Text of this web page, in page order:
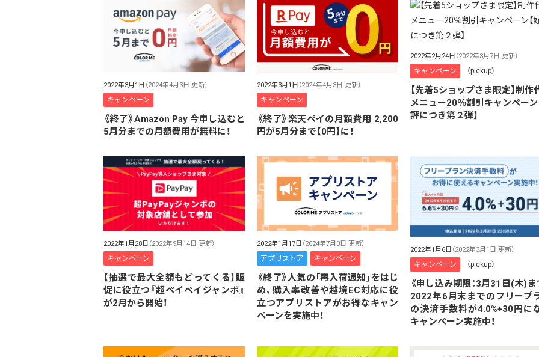
2022年3月1日 （2024年4月3日 更新）
キャンペーン
《終了》Amazon Pay 今申し込むと
5月分までの月額費用が無料に！
2022年3月1日 （2024年4月3日 更新）
キャンペーン
《終了》楽天ペイの月額費用 2,200
円が5月分まで【0円】に！
2022年2月24日 （2022年3月7日 更新）
キャンペーン （pickup）
【先着5ショップさま限定】制作
メニュー20％割引キャンペーン
評につき第２弾】
2022年1月28日 （2022年9月14日 更新）
キャンペーン
【抽選で最大全額もどってくる】販
促に役立つ『超ペイペイジャンボ』
が2月から開始！
2022年1月17日 （2024年7月3日 更新）
アプリストア キャンペーン
《終了》人気の「再入荷通知」をはじ
め、購入率改善や越境EC対応に役
立つアプリストアがお得なキャン
ペーンを実施中！
2022年1月6日 （2022年3月1日 更新）
キャンペーン （pickup）
《申し込み期限：3月31日(木)ま
2022年6月末までのフリープ
の決済手数料が4.0%+30円に
キャンペーン実施中！